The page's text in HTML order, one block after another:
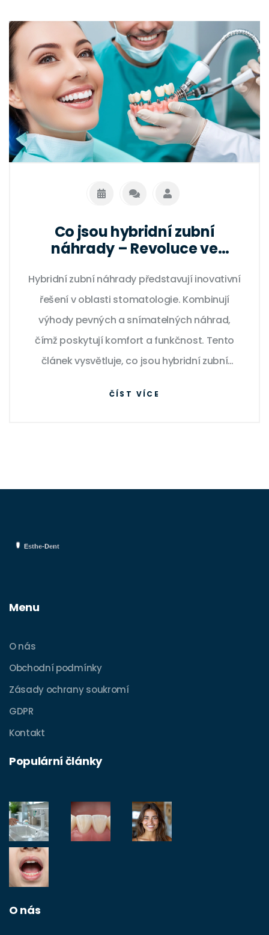
Co jsou hybridní zubní
náhrady – Revoluce ve
Hybridní zubní náhrady představují inovativní
řešení v oblasti stomatologie. Kombinují
výhody pevných a snímatelných náhrad,
čímž poskytují komfort a funkčnost. Tento
článek vysvětluje, co jsou hybridní zubní
ČÍST VÍCE
Menu
O nás
Obchodní podmínky
Zásady ochrany soukromí
GDPR
Kontakt
Populární články
O nás